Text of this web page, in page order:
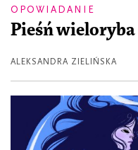
OPOWIADANIE
Pieśń wieloryba
ALEKSANDRA ZIELIŃSKA